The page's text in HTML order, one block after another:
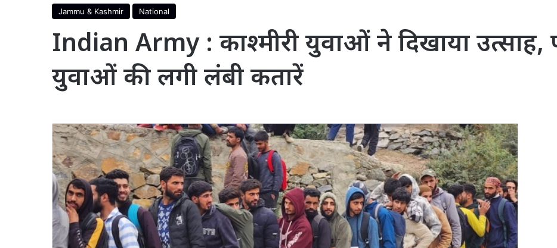
Jammu & Kashmir National
Indian Army : काश्मीरी युवाओं ने दिखाया उत्साह,
युवाओं की लगी लंबी कतारें